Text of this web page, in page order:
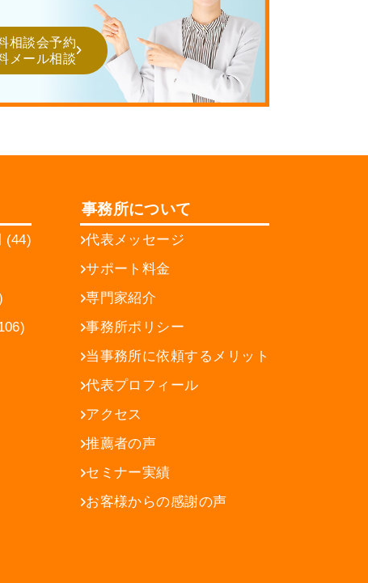
相談会予約
メール相談
(44)
事務所について
代表メッセージ
サポート料金
専門家紹介
事務所ポリシー
当事務所に依頼するメリット
代表プロフィール
アクセス
推薦者の声
セミナー実績
お客様からの感謝の声